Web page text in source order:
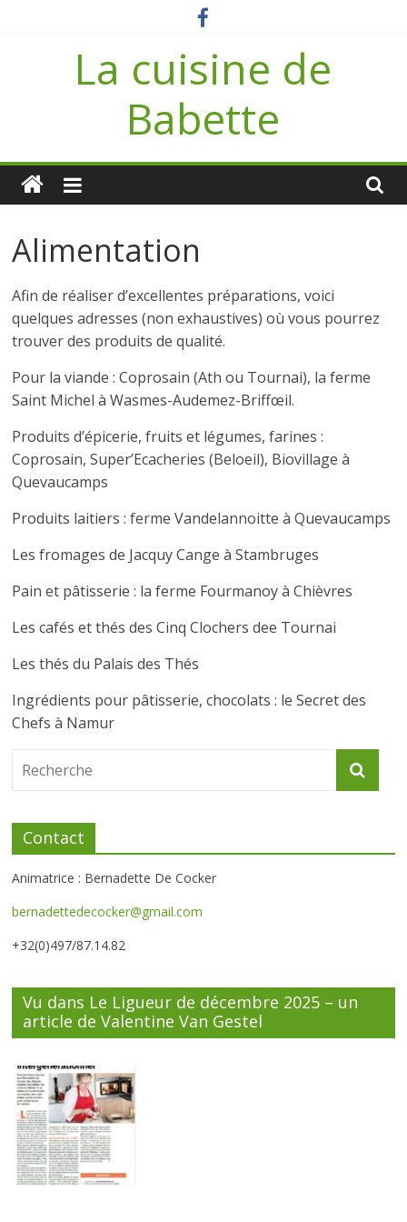
La cuisine de
Babette
Alimentation
Afin de réaliser d’excellentes préparations, voici
quelques adresses (non exhaustives) où vous pourrez
trouver des produits de qualité.
Pour la viande : Coprosain (Ath ou Tournai), la ferme
Saint Michel à Wasmes-Audemez-Briffœil.
Produits d’épicerie, fruits et légumes, farines :
Coprosain, Super’Ecacheries (Beloeil), Biovillage à
Quevaucamps
Produits laitiers : ferme Vandelannoitte à Quevaucamps
Les fromages de Jacquy Cange à Stambruges
Pain et pâtisserie : la ferme Fourmanoy à Chièvres
Les cafés et thés des Cinq Clochers dee Tournai
Les thés du Palais des Thés
Ingrédients pour pâtisserie, chocolats : le Secret des
Chefs à Namur
Contact
Animatrice : Bernadette De Cocker
bernadettedecocker@gmail.com
+32(0)497/87.14.82
Vu dans Le Ligueur de décembre 2025 – un
article de Valentine Van Gestel